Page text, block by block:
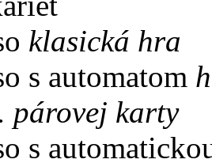
klasická hra
s automatom
párovej karty
s